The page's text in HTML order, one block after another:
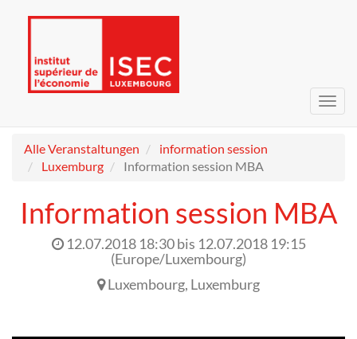
Alle Veranstaltungen
information session
Luxemburg
Information session MBA
Information session MBA
12.07.2018 18:30bis 12.07.2018 19:15
(Europe/Luxembourg)
Luxembourg, Luxemburg